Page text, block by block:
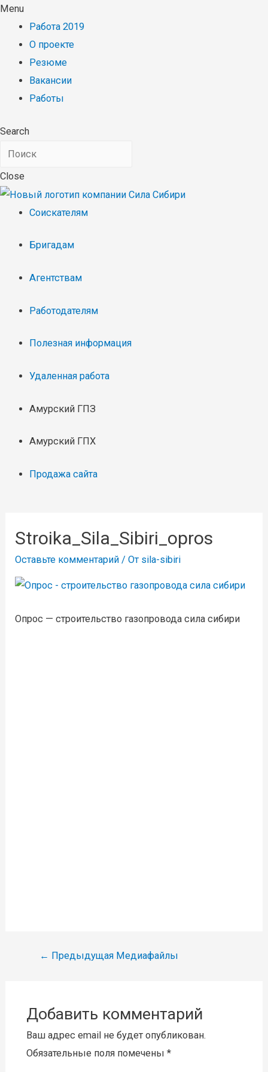
Menu
Работа 2019
О проекте
Резюме
Вакансии
Работы
Search
Close
Соискателям
Бригадам
Агентствам
Работодателям
Полезная информация
Удаленная работа
Амурский ГПЗ
Амурский ГПХ
Продажа сайта
Stroika_Sila_Sibiri_opros
Оставьте комментарий / От sila-sibiri
Опрос — строительство газопровода сила сибири
Навигация
← Предыдущая Медиафайлы
Добавить комментарий
Ваш адрес email не будет опубликован.
Обязательные поля помечены *